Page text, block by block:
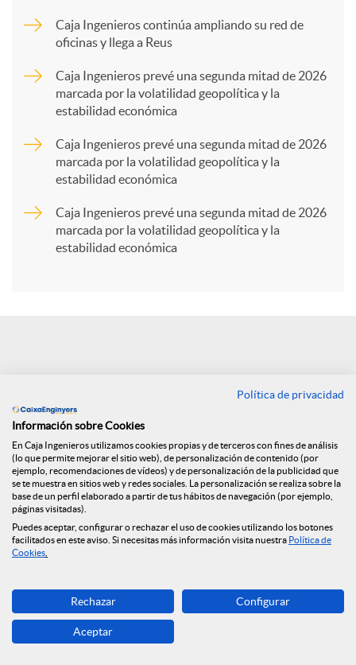
p
a
R
e
d
e
s
Caja Ingenieros continúa ampliando su red de
oficinas y llega a Reus
Caja Ingenieros prevé una segunda mitad de 2026
marcada por la volatilidad geopolítica y la
estabilidad económica
Caja Ingenieros prevé una segunda mitad de 2026
marcada por la volatilidad geopolítica y la
estabilidad económica
Caja Ingenieros prevé una segunda mitad de 2026
marcada por la volatilidad geopolítica y la
estabilidad económica
Segunda edición de
los Cuadernos de
Finanzas y Seguros
Os presentamos la segunda edición de
los Cuadernos de finanzas y seguros:
Política de privacidad
Información sobre Cookies
En Caja Ingenieros utilizamos cookies propias y de terceros con fines de análisis
(lo que permite mejorar el sitio web), de personalización de contenido (por
ejemplo, recomendaciones de vídeos) y de personalización de la publicidad que
se te muestra en sitios web y redes sociales. La personalización se realiza sobre la
base de un perfil elaborado a partir de tus hábitos de navegación (por ejemplo,
páginas visitadas).
Puedes aceptar, configurar o rechazar el uso de cookies utilizando los botones
facilitados en este aviso. Si necesitas más información visita nuestra Política de
Cookies
Rechazar Configurar
Aceptar